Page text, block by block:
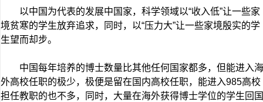
以中国为代表的发展中国家，科学领域以“收入低”让一些家
境贫寒的学生放弃追求，同时，以“压力大”让一些家境殷实的学
生望而却步。
中国每年培养的博士数量比其他任何国家都多，但能进入海
外高校任职的极少，极便是留在国内高校任职，能进入985高校
担任教职的也不多，同时，大量在海外获得博士学位的学生回国